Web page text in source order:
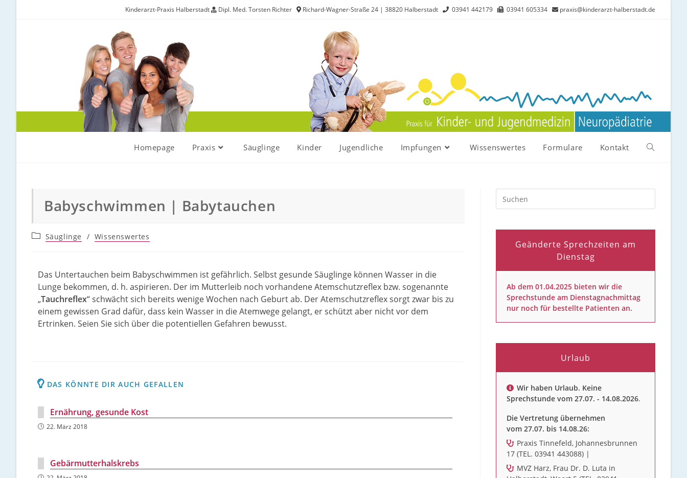
Kinderarzt-Praxis Halberstadt Dipl. Med. Torsten Richter Richard-Wagner-Straße 24 | 38820 Halberstadt 03941 442179 03941 605334 praxis@kinderarzt-halberstadt.de
Homepage Praxis Säuglinge Kinder Jugendliche Impfungen Wissenswertes Formulare Kontakt
Babyschwimmen | Babytauchen
Säuglinge / Wissenswertes
Das Untertauchen beim Babyschwimmen ist gefährlich. Selbst gesunde Säuglinge können Wasser in die
Lunge bekommen, d. h. aspirieren. Der im Mutterleib noch vorhandene Atemschutzreflex bzw. sogenannte
„Tauchreflex“ schwächt sich bereits wenige Wochen nach Geburt ab. Der Atemschutzreflex sorgt zwar bis zu
einem gewissen Grad dafür, dass kein Wasser in die Atemwege gelangt, er schützt aber nicht vor dem
Ertrinken. Seien Sie sich über die potentiellen Gefahren bewusst.
DAS KÖNNTE DIR AUCH GEFALLEN
Ernährung, gesunde Kost
22. März 2018
Gebärmutterhalskrebs
Geänderte Sprechzeiten am
Dienstag
Ab dem 01.04.2025 bieten wir die
Sprechstunde am Dienstagnachmittag
nur noch für bestellte Patienten an.
Urlaub
Wir haben Urlaub. Keine
Sprechstunde vom 27.07. - 14.08.2026.
Die Vertretung übernehmen
vom 27.07. bis 14.08.26:
Praxis Tinnefeld, Johannesbrunnen
17 (TEL. 03941 443088) |
MVZ Harz, Frau Dr. D. Luta in